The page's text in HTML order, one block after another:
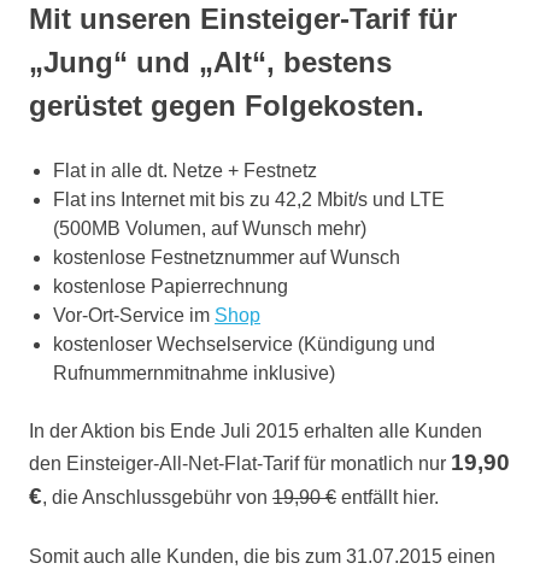
Mit unseren Einsteiger-Tarif für
„Jung“ und „Alt“, bestens
gerüstet gegen Folgekosten.
Flat in alle dt. Netze + Festnetz
Flat ins Internet mit bis zu 42,2 Mbit/s und LTE
(500MB Volumen, auf Wunsch mehr)
kostenlose Festnetznummer auf Wunsch
kostenlose Papierrechnung
Vor-Ort-Service im Shop
kostenloser Wechselservice (Kündigung und
Rufnummernmitnahme inklusive)
In der Aktion bis Ende Juli 2015 erhalten alle Kunden
den Einsteiger-All-Net-Flat-Tarif für monatlich nur 19,90
€, die Anschlussgebühr von 19,90 € entfällt hier.
Somit auch alle Kunden, die bis zum 31.07.2015 einen